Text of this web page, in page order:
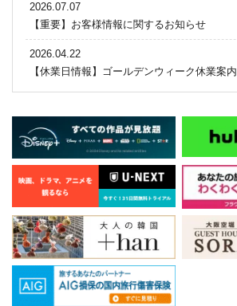
2026.07.07
【重要】お客様情報に関するお知らせ
2026.04.22
【休業日情報】ゴールデンウィーク休業案内